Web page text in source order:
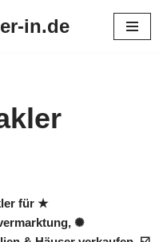
in.de
für ★
✺